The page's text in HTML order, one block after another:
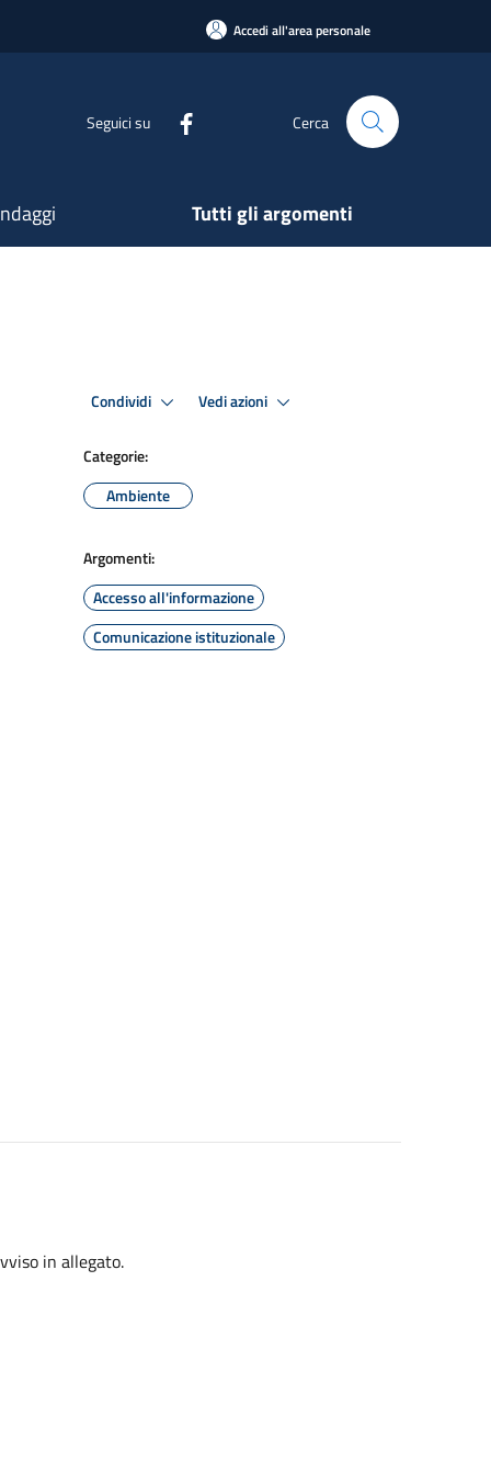
Accedi all'area personale
Seguici su Cerca
Tutti gli argomenti
Condividi Vedi azioni
Categorie:
Ambiente
Argomenti:
Accesso all'informazione
Comunicazione istituzionale
in allegato.